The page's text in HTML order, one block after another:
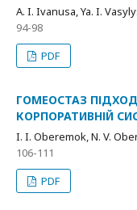
A. I. Ivanusa, Ya. I.
94-98
PDF
ГОМЕОСТАЗ
КОРПОРАТИВНІЙ
I. I. Oberemok, N. V.
106-111
PDF